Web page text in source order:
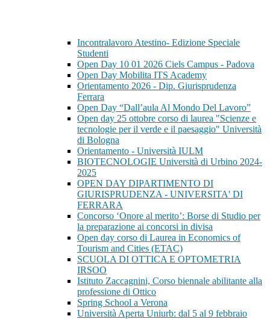
Incontralavoro Atestino- Edizione Speciale
Studenti
Open Day 10 01 2026 Ciels Campus - Padova
Open Day Mobilita ITS Academy
Orientamento 2026 - Dip. Giurisprudenza
Ferrara
Open Day “Dall’aula Al Mondo Del Lavoro”
Open day 25 ottobre corso di laurea "Scienze e
tecnologie per il verde e il paesaggio" Università
di Bologna
Orientamento - Università IULM
BIOTECNOLOGIE Università di Urbino 2024-
2025
OPEN DAY DIPARTIMENTO DI
GIURISPRUDENZA - UNIVERSITA' DI
FERRARA
Concorso ‘Onore al merito’: Borse di Studio per
la preparazione ai concorsi in divisa
Open day corso di Laurea in Economics of
Tourism and Cities (ETAC)
SCUOLA DI OTTICA E OPTOMETRIA
IRSOO
Istituto Zaccagnini, Corso biennale abilitante alla
professione di Ottico
Spring School a Verona
Università Aperta Uniurb: dal 5 al 9 febbraio